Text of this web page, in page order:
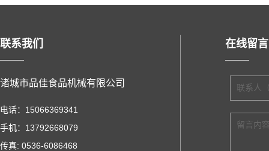
联系我们
诸城市品佳食品机械有限公司
电话：15066369341
手机：13792668079
传真: 0536-6086468
在线留言
联系人
留言内